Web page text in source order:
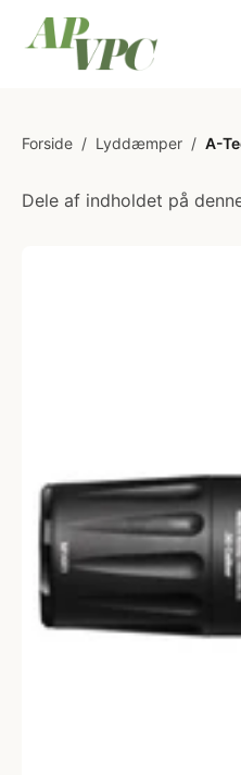
Forside / Lyddæmper / A-
Dele af indholdet på